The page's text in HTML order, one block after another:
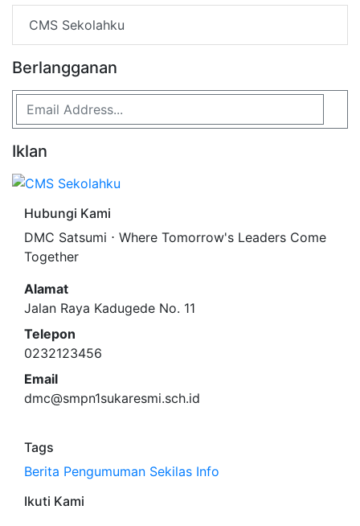
CMS Sekolahku
Berlangganan
Iklan
Hubungi Kami
DMC Satsumi ⋅ Where Tomorrow's Leaders Come
Together
Alamat
Jalan Raya Kadugede No. 11
Telepon
0232123456
Email
dmc@smpn1sukaresmi.sch.id
Tags
Berita Pengumuman Sekilas Info
Ikuti Kami